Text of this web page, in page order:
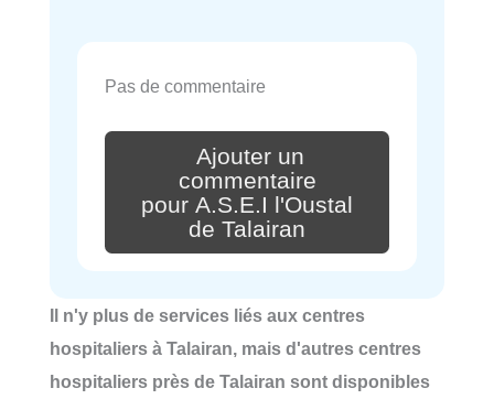
Pas de commentaire
Ajouter un
commentaire
pour A.S.E.I l'Oustal
de Talairan
Il n'y plus de services liés aux centres
hospitaliers à Talairan, mais d'autres centres
hospitaliers près de Talairan sont disponibles